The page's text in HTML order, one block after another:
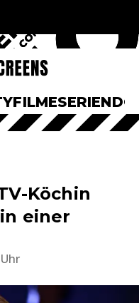
FILMESERIEN
Köchin
einer